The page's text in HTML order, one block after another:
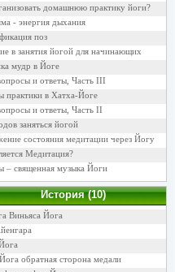
домашнюю практику йоги?
- энергия дыхания
поз
в занятия йогой для начинающих
мудр в Йоге
и ответы, Часть III
практики в Хатха-Йоге
и ответы, Часть II
заняться йогой
состояния медитации через Йогу
Медитация?
– священная музыка Йоги
История (10)
Виньяса Йога
обратная сторона медали